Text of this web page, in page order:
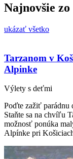
Najnovšie zo
ukázať všetko
Tarzanom v
Alpinke
Výlety s deťmi
Poďte zažiť parádnu
Staňte sa na chvíľu
možnosť ponúka
Alpínke pri